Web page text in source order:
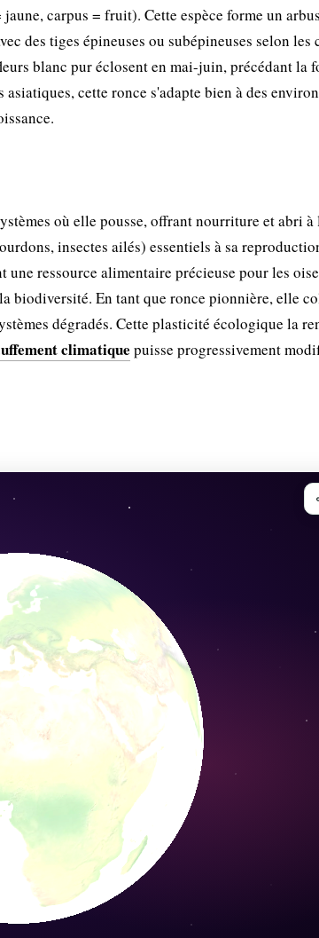
carpus = fruit). Cette espèce forme un
des tiges épineuses ou subépineuses selon les
blanc pur éclosent en mai-juin, précédant la
cette ronce s'adapte bien à des
où elle pousse, offrant nourriture et abri à
insectes ailés) essentiels à sa
ressource alimentaire précieuse pour les
biodiversité. En tant que ronce pionnière, elle
dégradés. Cette plasticité écologique la
climatique puisse progressivement